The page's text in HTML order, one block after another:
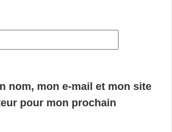
nom, mon e-mail et mon site
pour mon prochain